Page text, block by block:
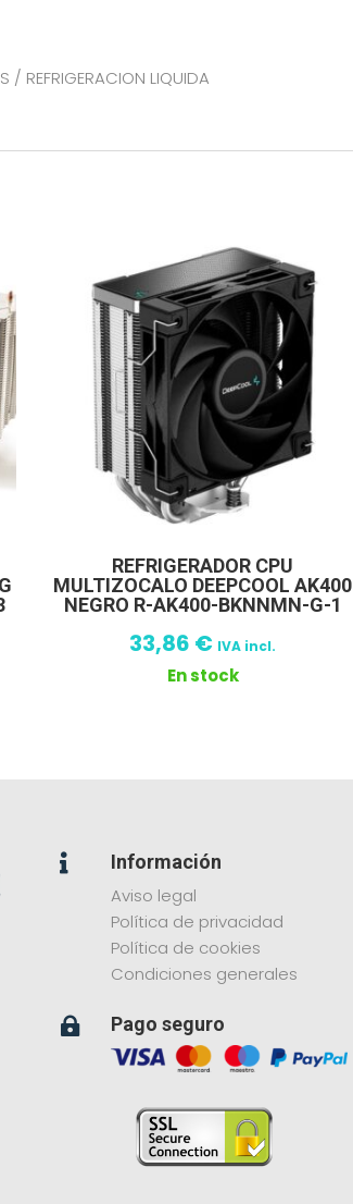
/ REFRIGERACION LIQUIDA
REFRIGERADOR CPU
MULTIZOCALO DEEPCOOL AK400
NEGRO R-AK400-BKNNMN-G-1
33,86 € IVA incl.
En stock

Información
Aviso legal
Política de privacidad
Política de cookies
Condiciones generales
 Pago seguro